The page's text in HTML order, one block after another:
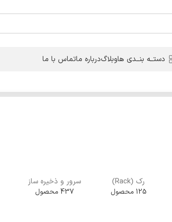
دستــه بنــدی هاوبلاگدرباره ماتماس با ما
رک (Rack)
125 محصول
سرور و ذخیره ساز
437 محصول